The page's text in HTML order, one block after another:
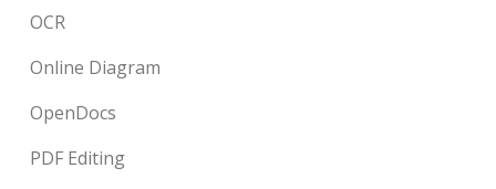
OCR
Online Diagram
OpenDocs
PDF Editing